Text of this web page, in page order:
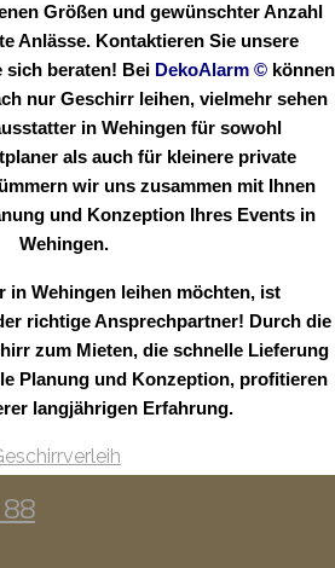
Größen und gewünschter Anzahl
Anlässe. Kontaktieren Sie unsere
sich beraten! Bei DekoAlarm © können
nur Geschirr leihen, vielmehr sehen
in Wehingen für sowohl
als auch für kleinere private
wir uns zusammen mit Ihnen
und Konzeption Ihres Events in
Wehingen.
in Wehingen leihen möchten, ist
richtige Ansprechpartner! Durch die
zum Mieten, die schnelle Lieferung
Planung und Konzeption, profitieren
langjährigen Erfahrung.